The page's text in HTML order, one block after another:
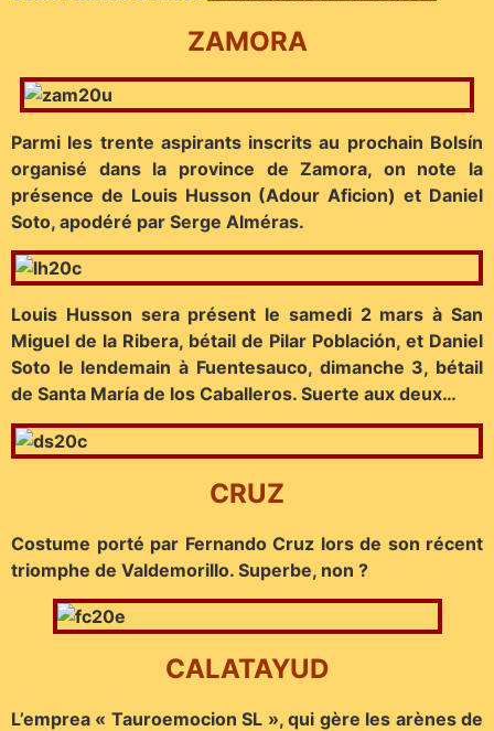
ZAMORA
Parmi les trente aspirants inscrits au prochain Bolsín
organisé dans la province de Zamora, on note la
présence de Louis Husson (Adour Aficion) et Daniel
Soto, apodéré par Serge Alméras.
Louis Husson sera présent le samedi 2 mars à San
Miguel de la Ribera, bétail de Pilar Población, et Daniel
Soto le lendemain à Fuentesauco, dimanche 3, bétail
de Santa María de los Caballeros. Suerte aux deux…
CRUZ
Costume porté par Fernando Cruz lors de son récent
triomphe de Valdemorillo. Superbe, non ?
CALATAYUD
L’emprea « Tauroemocion SL », qui gère les arènes de